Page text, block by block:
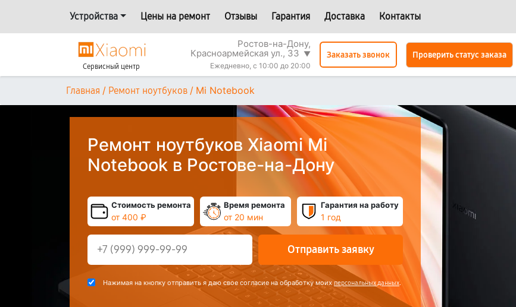
Устройства Цены на ремонт Отзывы Гарантия Доставка Контакты
Сервисный центр
Ростов-на-Дону,
Красноармейская ул., 33 ▼
Ежедневно, с 10:00 до 20:00
Заказать звонок Проверить статус заказа
Главная / Ремонт ноутбуков / Mi Notebook
Ремонт ноутбуков Xiaomi Mi
Notebook в Ростове-на-Дону
Стоимость ремонта
от 400 ₽
Время ремонта
от 20 мин
Гарантия на работу
1 год
Отправить заявку
Нажимая на кнопку отправить я даю свое согласие на обработку моих персональных данных.